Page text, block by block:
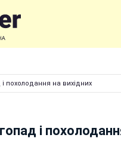
похолодання на вихідних
і